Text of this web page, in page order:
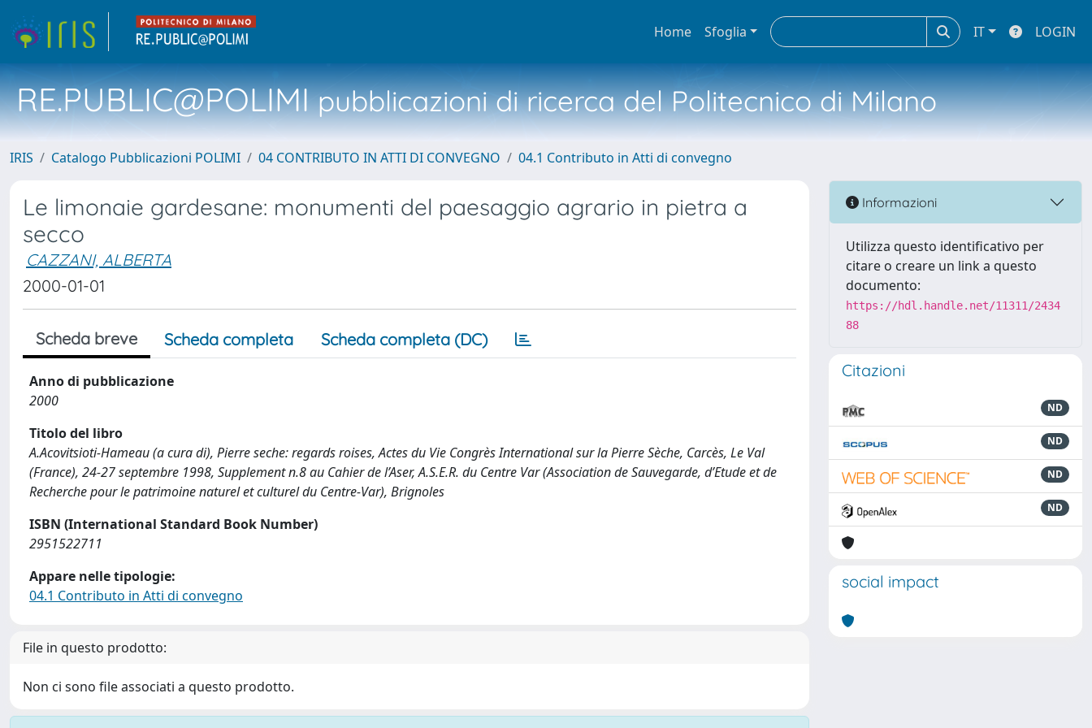
Home Sfoglia IT LOGIN
RE.PUBLIC@POLIMIpubblicazioni di ricerca del Politecnico di Milano
IRIS Catalogo Pubblicazioni POLIMI 04 CONTRIBUTO IN ATTI DI CONVEGNO 04.1 Contributo in Atti di convegno
Le limonaie gardesane: monumenti del paesaggio agrario in pietra a
secco
CAZZANI, ALBERTA
2000-01-01
Scheda breve Scheda completa Scheda completa (DC)
Anno di pubblicazione
2000
Titolo del libro
A.Acovitsioti-Hameau (a cura di), Pierre seche: regards roises, Actes du Vie Congrès International sur la Pierre Sèche, Carcès, Le Val
(France), 24-27 septembre 1998, Supplement n.8 au Cahier de l’Aser, A.S.E.R. du Centre Var (Association de Sauvegarde, d’Etude et de
Recherche pour le patrimoine naturel et culturel du Centre-Var), Brignoles
ISBN (International Standard Book Number)
2951522711
Appare nelle tipologie:
04.1 Contributo in Atti di convegno
File in questo prodotto:
Non ci sono file associati a questo prodotto.
Informazioni
Utilizza questo identificativo per
citare o creare un link a questo
documento:
https://hdl.handle.net/11311/2434
88
Citazioni
ND
ND
ND
ND
social impact